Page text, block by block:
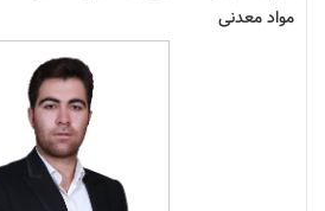
مواد معدنی